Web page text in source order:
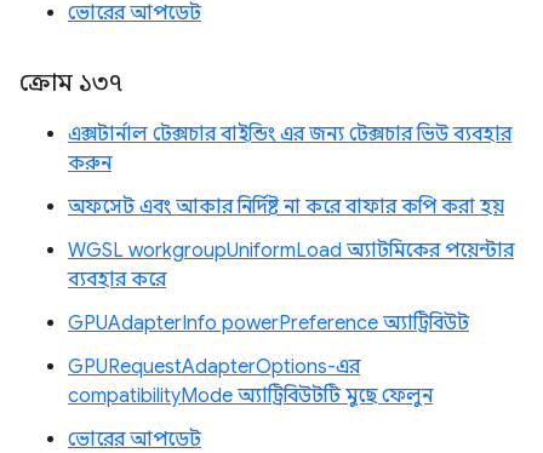
ভোরের আপডেট
ক্রোম ১৩৭
এক্সটার্নাল টেক্সচার বাইন্ডিং এর জন্য টেক্সচার ভিউ ব্যবহার
করুন
অফসেট এবং আকার নির্দিষ্ট না করে বাফার কপি করা হয়
WGSL workgroupUniformLoad অ্যাটমিকের পয়েন্টার
ব্যবহার করে
GPUAdapterInfo powerPreference অ্যাট্রিবিউট
GPURequestAdapterOptions-এর
compatibilityMode অ্যাট্রিবিউটটি মুছে ফেলুন
ভোরের আপডেট